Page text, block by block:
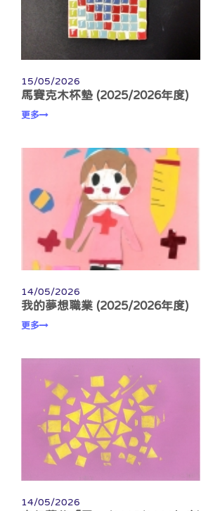
15/05/2026
馬賽克木杯墊 (2025/2026年度)
更多
14/05/2026
我的夢想職業 (2025/2026年度)
更多
14/05/2026